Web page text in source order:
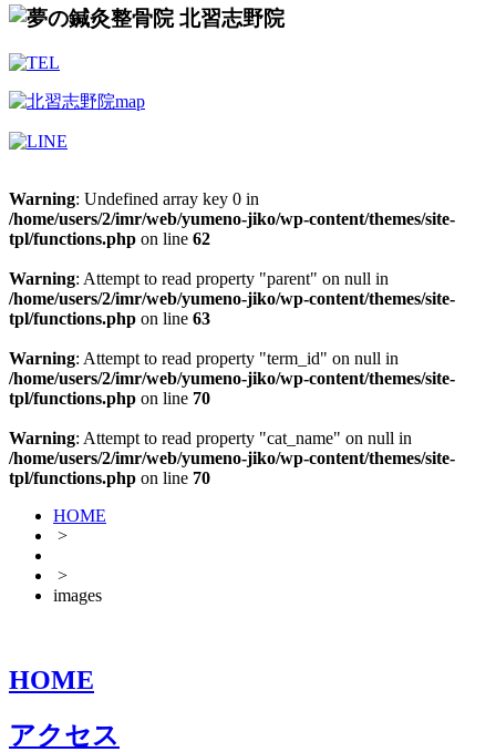
Warning: Undefined array key 0 in
/home/users/2/imr/web/yumeno-jiko/wp-content/themes/site-
tpl/functions.php on line 62
Warning: Attempt to read property "parent" on null in
/home/users/2/imr/web/yumeno-jiko/wp-content/themes/site-
tpl/functions.php on line 63
Warning: Attempt to read property "term_id" on null in
/home/users/2/imr/web/yumeno-jiko/wp-content/themes/site-
tpl/functions.php on line 70
Warning: Attempt to read property "cat_name" on null in
/home/users/2/imr/web/yumeno-jiko/wp-content/themes/site-
tpl/functions.php on line 70
HOME
>
>
images
HOME
アクセス